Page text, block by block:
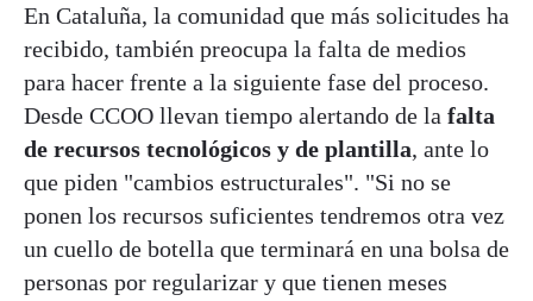
En Cataluña, la comunidad que más solicitudes ha
recibido, también preocupa la falta de medios
para hacer frente a la siguiente fase del proceso.
Desde CCOO llevan tiempo alertando de la falta
de recursos tecnológicos y de plantilla, ante lo
que piden "cambios estructurales". "Si no se
ponen los recursos suficientes tendremos otra vez
un cuello de botella que terminará en una bolsa de
personas por regularizar y que tienen meses